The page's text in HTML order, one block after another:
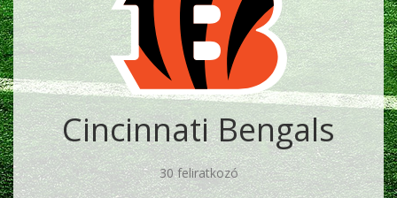
Cincinnati Bengals
30 feliratkozó